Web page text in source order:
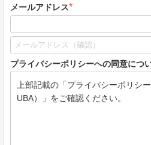
メールアドレス*
プライバシーポリシーへの同意につ
上部記載の「プライバシーポリシ
UBA）」をご確認ください。